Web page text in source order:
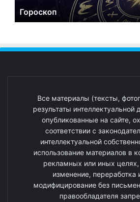
Гороскоп
Все материалы (тексты,
результаты интеллектуальной
опубликованные на сайте,
соответствии с
интеллектуальной
использование материалов в
рекламных или иных целях,
изменение, переработка
модифицирование без
правообладателя